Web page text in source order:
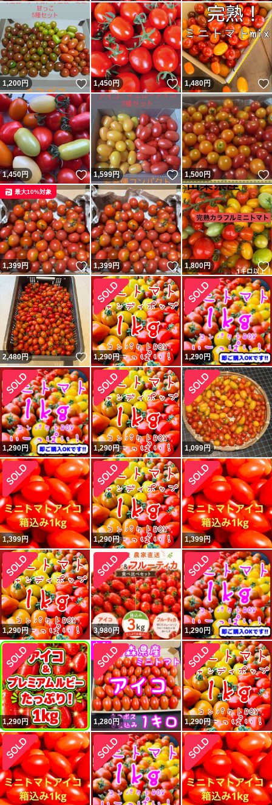
1,200円 いいね！
1,450円 いいね！
1,480円
1,450円 いいね！
1,599円 いいね！
1,500円
1,399円 いいね！
最大10%対象
1,399円 いいね！
1,800円
2,480円 いいね！
1,290円 1,290円
1,290円 1,290円 1,099円
1,399円 1,290円 1,399円
1,290円 3,980円 1,290円
1,290円 1,280円 1,290円